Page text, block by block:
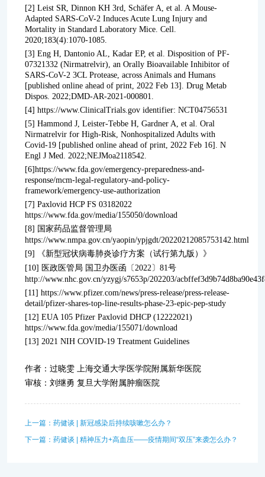
[2] Leist SR, Dinnon KH 3rd, Schäfer A, et al. A Mouse-
Adapted SARS-CoV-2 Induces Acute Lung Injury and
Mortality in Standard Laboratory Mice. Cell.
2020;183(4):1070-1085.
[3] Eng H, Dantonio AL, Kadar EP, et al. Disposition of PF-
07321332 (Nirmatrelvir), an Orally Bioavailable Inhibitor of
SARS-CoV-2 3CL Protease, across Animals and Humans
[published online ahead of print, 2022 Feb 13]. Drug Metab
Dispos. 2022;DMD-AR-2021-000801.
[4] https://www.ClinicalTrials.gov identifier: NCT04756531
[5] Hammond J, Leister-Tebbe H, Gardner A, et al. Oral
Nirmatrelvir for High-Risk, Nonhospitalized Adults with
Covid-19 [published online ahead of print, 2022 Feb 16]. N
Engl J Med. 2022;NEJMoa2118542.
[6]https://www.fda.gov/emergency-preparedness-and-
response/mcm-legal-regulatory-and-policy-
framework/emergency-use-authorization
[7] Paxlovid HCP FS 03182022
https://www.fda.gov/media/155050/download
[8] 国家药品监督管理局
https://www.nmpa.gov.cn/yaopin/ypjgdt/20220212085753142.html
[9] 《新型冠状病毒肺炎诊疗方案（试行第九版）》
[10] 医政医管局 国卫办医函〔2022〕81号
http://www.nhc.gov.cn/yzygj/s7653p/202203/
[11] https://www.pfizer.com/news/press-release/press-release-
detail/pfizer-shares-top-line-results-phase-23-epic-pep-study
[12] EUA 105 Pfizer Paxlovid DHCP (12222021)
https://www.fda.gov/media/155071/download
[13] 2021 NIH COVID-19 Treatment Guidelines
作者：过晓雯 上海交通大学医学院附属新华医院
审核：刘继勇 复旦大学附属肿瘤医院
上一篇：药健谈 | 新冠感染后持续咳嗽怎么办？
下一篇：药健谈 | 精神压力+高血压——疫情期间“双压”来袭怎么办？